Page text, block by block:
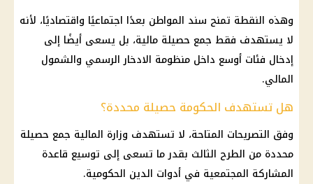
وهذه النقطة تمنح سند المواطن بعدًا اجتماعيًا واقتصاديًا، لأنه
لا يستهدف فقط جمع حصيلة مالية، بل يسعى أيضًا إلى
إدخال فئات أوسع داخل منظومة الادخار الرسمي والشمول
المالي.
هل تستهدف الحكومة حصيلة محددة؟
وفق التصريحات المتاحة، لا تستهدف وزارة المالية جمع حصيلة
محددة من الطرح الثالث بقدر ما تسعى إلى توسيع قاعدة
المشاركة المجتمعية في أدوات الدين الحكومية.